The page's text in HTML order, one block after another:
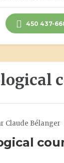
450 437-
Claude Bélanger